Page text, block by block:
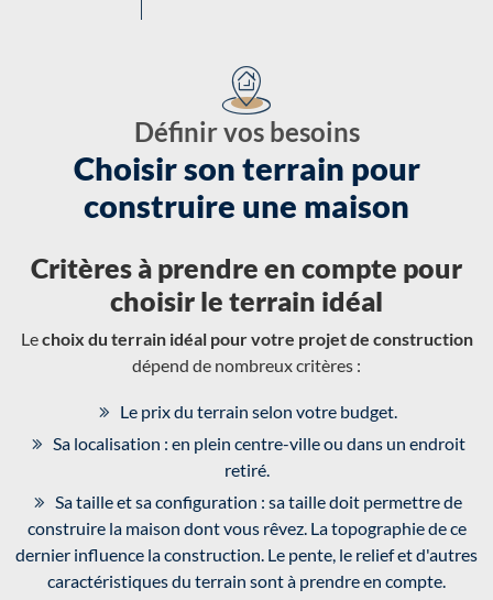
Définir vos besoins
Choisir son terrain pour
construire une maison
Critères à prendre en compte pour
choisir le terrain idéal
Lechoix du terrain idéal pour votre projet de construction
dépend de nombreux critères :
Le prix du terrain selon votre budget.
Sa localisation : en plein centre-ville ou dans un endroit
retiré.
Sa taille et sa configuration : sa taille doit permettre de
construire la maison dont vous rêvez. La topographie de ce
dernier influence la construction. Le pente, le relief et d'autres
caractéristiques du terrain sont à prendre en compte.